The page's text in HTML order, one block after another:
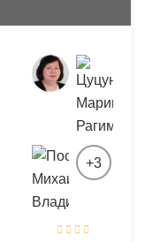
+3